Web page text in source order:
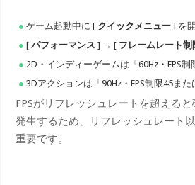
ゲーム起動中に [ クイックメニュー ] を
[パフォーマンス ] → [ フレームレート制
2D・インディーゲームは「60Hz・FPS
3Dアクションは「90Hz・FPS制限45ま
FPSがリフレッシュレートを超える
発生するため、リフレッシュレート
重要です。